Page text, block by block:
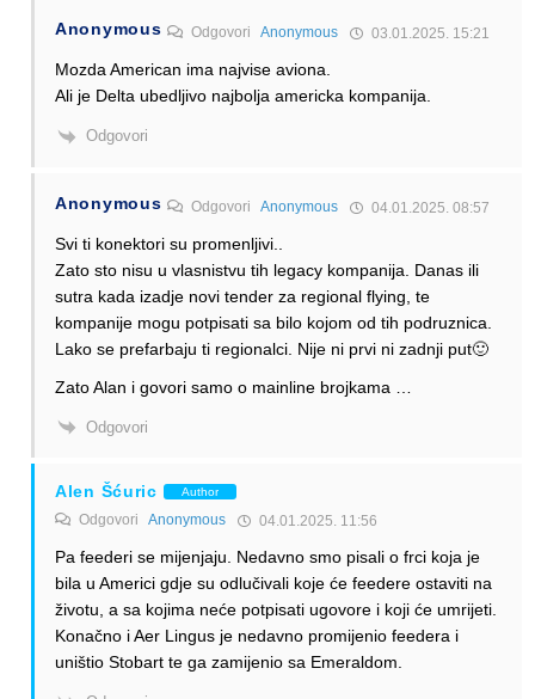
Anonymous OdgovoriAnonymous 03.01.2025. 15:21
Mozda American ima najvise aviona.
Ali je Delta ubedljivo najbolja americka kompanija.
Odgovori
Anonymous OdgovoriAnonymous 04.01.2025. 08:57
Svi ti konektori su promenljivi..
Zato sto nisu u vlasnistvu tih legacy kompanija. Danas ili
sutra kada izadje novi tender za regional flying, te
kompanije mogu potpisati sa bilo kojom od tih podruznica.
Lako se prefarbaju ti regionalci. Nije ni prvi ni zadnji put🙂
Zato Alan i govori samo o mainline brojkama …
Odgovori
Alen Šćuric Author
Odgovori Anonymous 04.01.2025. 11:56
Pa feederi se mijenjaju. Nedavno smo pisali o frci koja je
bila u Americi gdje su odlučivali koje će feedere ostaviti na
životu, a sa kojima neće potpisati ugovore i koji će umrijeti.
Konačno i Aer Lingus je nedavno promijenio feedera i
uništio Stobart te ga zamijenio sa Emeraldom.